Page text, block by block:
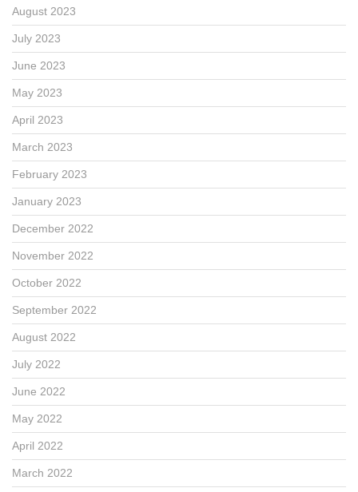
August 2023
July 2023
June 2023
May 2023
April 2023
March 2023
February 2023
January 2023
December 2022
November 2022
October 2022
September 2022
August 2022
July 2022
June 2022
May 2022
April 2022
March 2022